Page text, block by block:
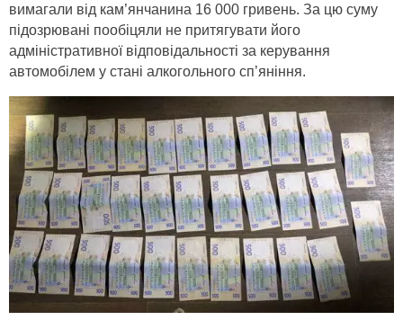
вимагали від кам’янчанина 16 000 гривень. За цю суму
підозрювані пообіцяли не притягувати його
адміністративної відповідальності за керування
автомобілем у стані алкогольного сп’яніння.